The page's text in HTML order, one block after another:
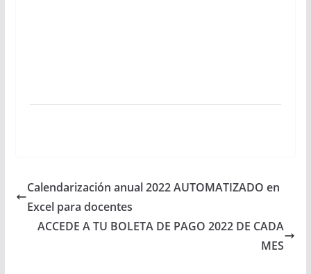
Calendarización anual 2022 AUTOMATIZADO en
Excel para docentes
ACCEDE A TU BOLETA DE PAGO 2022 DE CADA
MES